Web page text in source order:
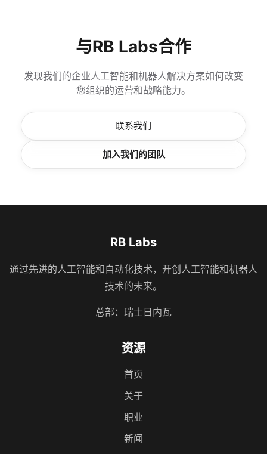
与RB Labs合作
发现我们的企业人工智能和机器人解决方案如何改变
您组织的运营和战略能力。
联系我们
加入我们的团队
RB Labs
通过先进的人工智能和自动化技术，开创人工智能和机器人
技术的未来。
总部：瑞士日内瓦
资源
首页
关于
职业
新闻